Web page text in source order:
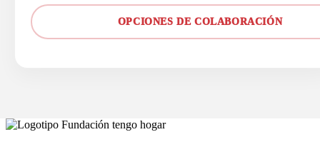
OPCIONES DE COLABORACIÓN